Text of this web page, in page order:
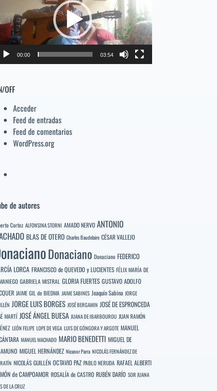
volumen.
00:00 03:54
OFF
Acceder
Feed de entradas
Feed de comentarios
WordPress.org
de autores
Cortez ALFONSINA STORNI AMADO NERVO ANTONIO
BLAS DE OTERO Charles Baudelaire CÉSAR VALLEJO
Donaciano Donaciano FEDERICO
LORCA FRANCISCO de QUEVEDO y LUCIENTES FÉLIX MARÍA DE
GABRIELA MISTRAL GLORIA FUERTES GUSTAVO ADOLFO
JAIME GIL de BIEDMA JAIME SABINES Joaquín Sabina JORGE
JORGE LUIS BORGES JOSÉ BERGAMIN JOSÉ DE ESPRONCEDA
MARTÍ JOSÉ ÁNGEL BUESA JUANA DE IBARBOUROU JUAN RAMÓN
LEÓN FELIPE LOPE DE VEGA LUIS DE GÓNGORA Y ARGOTE MANUEL
MANUEL MACHADO MARIO BENEDETTI MIGUEL DE
MIGUEL HERNÁNDEZ Nicanor Parra NICOLÁS FERNÁNDEZ DE
NICOLÁS GUILLÉN OCTAVIO PAZ PABLO NERUDA RAFAEL ALBERTI
de CAMPOAMOR ROSALÍA de CASTRO RUBÉN DARÍO SOR JUANA
DE LA CRUZ